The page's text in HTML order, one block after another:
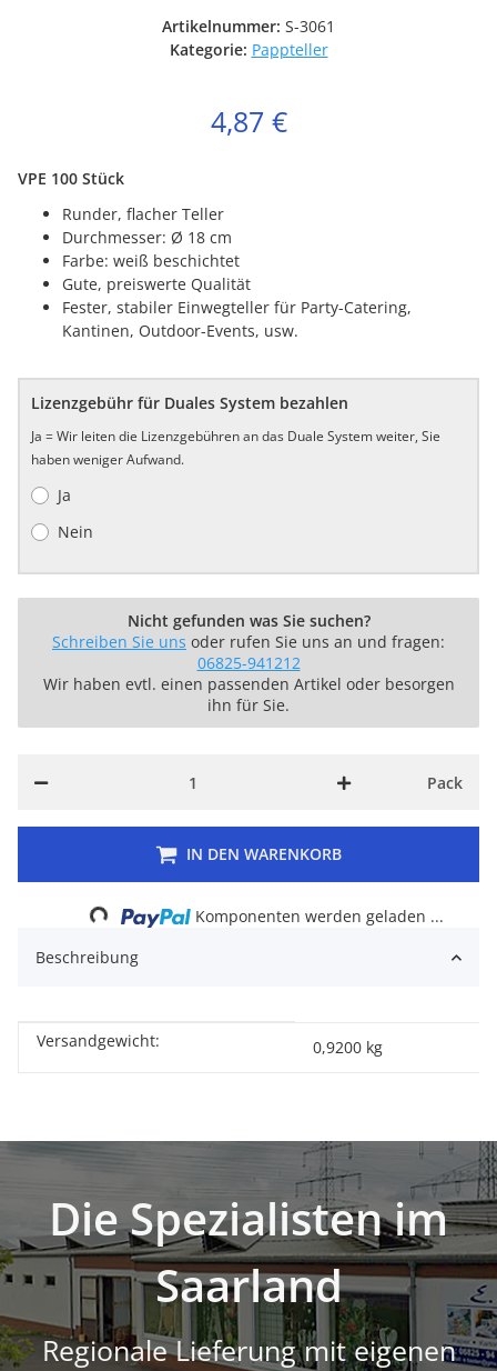
Artikelnummer: S-3061
Kategorie: Pappteller
4,87 €
VPE 100 Stück
Runder, flacher Teller
Durchmesser: Ø 18 cm
Farbe: weiß beschichtet
Gute, preiswerte Qualität
Fester, stabiler Einwegteller für Party-Catering,
Kantinen, Outdoor-Events, usw.
Lizenzgebühr für Duales System bezahlen
Ja = Wir leiten die Lizenzgebühren an das Duale System weiter, Sie
haben weniger Aufwand.
Ja
Nein
Nicht gefunden was Sie suchen?
Schreiben Sie uns oder rufen Sie uns an und fragen:
06825-941212
Wir haben evtl. einen passenden Artikel oder besorgen
ihn für Sie.
Pack
IN DEN WARENKORB
Loading...
Komponenten werden geladen ...
Beschreibung
Produkteigenschaft
Wert
Versandgewicht: 0,9200 kg
Die Spezialisten im
Saarland
Regionale Lieferung mit eigenen